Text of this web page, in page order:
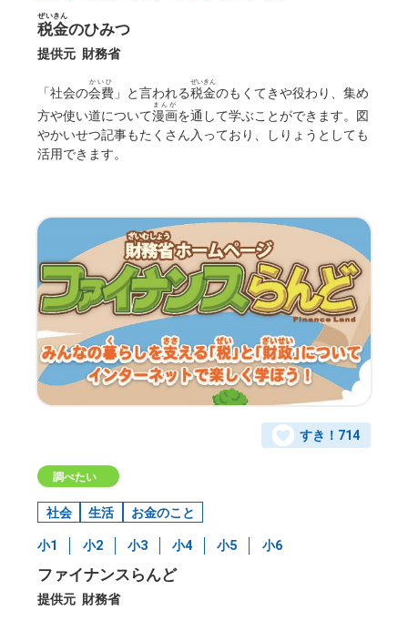
税金
ぜいきん
のひみつ
提供元 財務省
「社会の会費
かいひ
」と言われる税金
ぜいきん
のもくてきや役わり、集め
方や使い道について漫画
まんが
を通して学ぶことができます。図
やかいせつ記事もたくさん入っており、しりょうとしても
活用できます。
すき！ 714
調べたい
社会 生活 お金のこと
小1 小2 小3 小4 小5 小6
ファイナンスらんど
提供元 財務省